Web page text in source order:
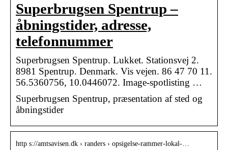
Superbrugsen Spentrup –
åbningstider, adresse,
telefonnummer
Superbrugsen Spentrup. Lukket. Stationsvej 2.
8981 Spentrup. Denmark. Vis vejen. 86 47 70 11.
56.5360756, 10.0446072. Image-spotlisting …
Superbrugsen Spentrup, præsentation af sted og
åbningstider
http s://amtsavisen.dk › randers › opsigelse-rammer-lokal-…